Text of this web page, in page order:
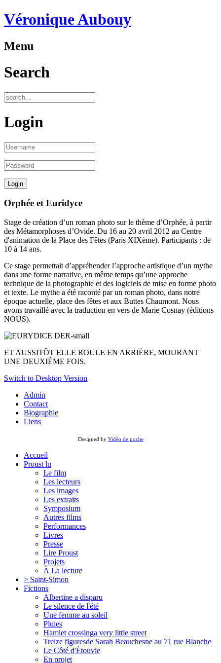
Véronique Aubouy
Menu
Search
Login
Orphée et Euridyce
Stage de création d’un roman photo sur le thème d’Orphée, à partir
des Métamorphoses d’Ovide. Du 16 au 20 avril 2012 au Centre
d'animation de la Place des Fêtes (Paris XIXème). Participants : de
10 à 14 ans.
Ce stage permettait d’appréhender l’approche artistique d’un mythe
dans une forme narrative, en même temps qu’une approche
technique de la photographie et des logiciels de mise en forme photo
et texte. Le mythe a été raconté par un roman photo, dans notre
époque actuelle, place des fêtes et aux Buttes Chaumont. Nous
avons travaillé avec la traduction en vers de Marie Cosnay (éditions
NOUS).
ET AUSSITÔT ELLE ROULE EN ARRIÈRE, MOURANT
UNE DEUXIÈME FOIS.
Switch to Desktop Version
Admin
Contact
Biographie
Liens
Designed by Vidéo de poche
Accueil
Proust lu
Le film
Les lecteurs
Les images
Les extraits
Symposium
Autres films
Performances
Livres
Presse
Lire Proust
Projets
À La lecture
> Saint-Simon
Fictions
Albertine a disparu
Le silence de l'été
Une femme au soleil
Pluies
Hamlet crossinga very little street
Treize figuresde Sarah Beauchesne au 71 rue Blanche
Le Côté d'Étouvie
En projet